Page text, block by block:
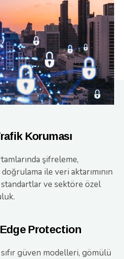
Koruması
şifreleme,
ile veri aktarımının
standartlar ve sektöre özel
Protection
güven modelleri, gömülü